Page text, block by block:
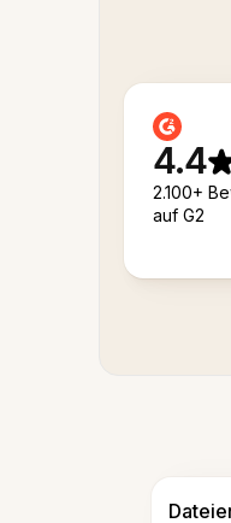
4.4
2.100+
auf G2